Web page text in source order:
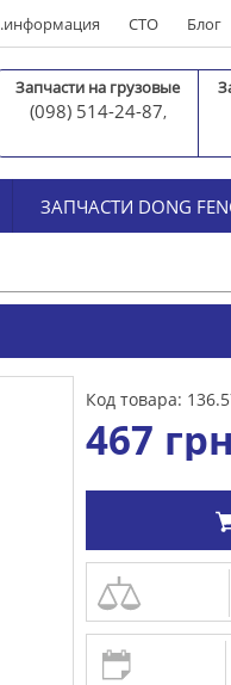
СТО Блог
Запчасти на грузовые
(098) 514-24-87,
ЗАПЧАСТИ DONG
Код товара:
467 грн